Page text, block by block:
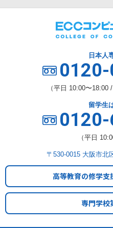
日本人
（平日 10:00〜18:00
留学生
（平日
〒530-0015 大阪市北
高等教育の修学支
専門学校